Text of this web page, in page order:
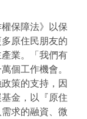
保障法》以保
原住民朋友的
業。「我們有
個工作機會。
策的支持，因
金，以『原住
求的融資、微